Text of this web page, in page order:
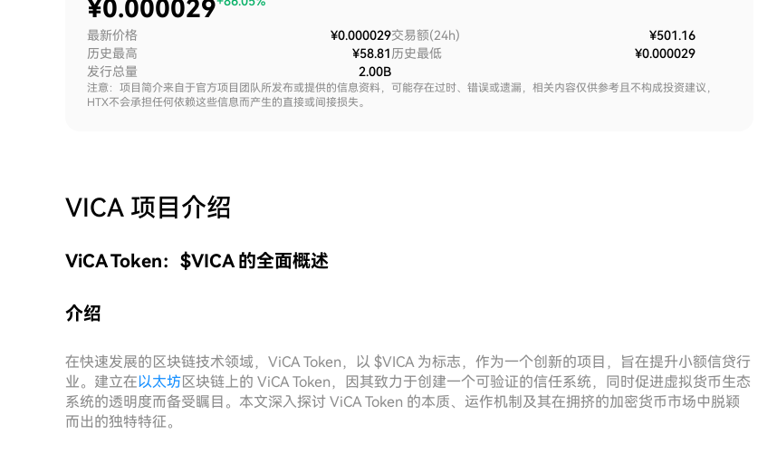
¥0.000029
最新价格
¥0.000029
历史最高
¥58.81
发行总量
2.00B
交易额(24h)
¥501.16
历史最低
¥0.000029
注意：项目简介来自于官方项目团队所发布或提供的信息资料，可能存在过时、错误或遗漏，相关内容仅供参考且不构成投资建议，
HTX不会承担任何依赖这些信息而产生的直接或间接损失。
VICA 项目介绍
ViCA Token：$VICA 的全面概述
介绍
在快速发展的区块链技术领域，ViCA Token，以 $VICA 为标志，作为一个创新的项目，旨在提升小额信贷行
业。建立在以太坊区块链上的 ViCA Token，因其致力于创建一个可验证的信任系统，同时促进虚拟货币生态
系统的透明度而备受瞩目。本文深入探讨 ViCA Token 的本质、运作机制及其在拥挤的加密货币市场中脱颖
而出的独特特征。